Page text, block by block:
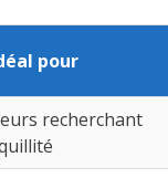
pour
recherchant